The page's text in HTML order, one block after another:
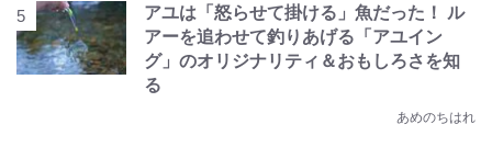
アユは「怒らせて掛ける」魚だった！ ル
アーを追わせて釣りあげる「アユイン
グ」のオリジナリティ＆おもしろさを知
る
あめのちはれ